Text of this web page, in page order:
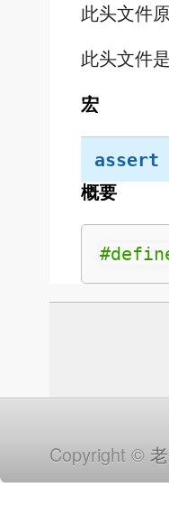
此头文件
此头文件是
宏
assert
概要
Copyright ©